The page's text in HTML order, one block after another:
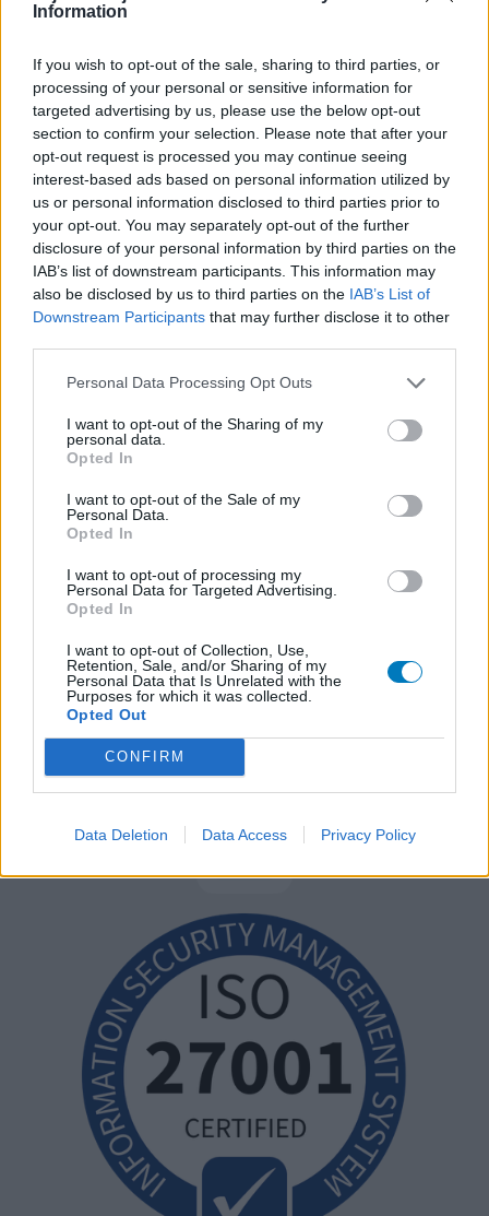
Information
If you wish to opt-out of the sale, sharing to third parties, or
processing of your personal or sensitive information for
targeted advertising by us, please use the below opt-out
section to confirm your selection. Please note that after your
opt-out request is processed you may continue seeing
interest-based ads based on personal information utilized by
us or personal information disclosed to third parties prior to
your opt-out. You may separately opt-out of the further
disclosure of your personal information by third parties on the
IAB’s list of downstream participants. This information may
also be disclosed by us to third parties on the IAB’s List of
Downstream Participants that may further disclose it to other
Personal Data Processing Opt Outs
I want to opt-out of the Sharing of my
personal data.
Opted In
I want to opt-out of the Sale of my
Personal Data.
Opted In
I want to opt-out of processing my
Personal Data for Targeted Advertising.
Opted In
I want to opt-out of Collection, Use,
Retention, Sale, and/or Sharing of my
Personal Data that Is Unrelated with the
Purposes for which it was collected.
Opted Out
CONFIRM
Data Deletion Data Access Privacy Policy
Antibiotica - penicillines breedspectrum
Acne
Dexamfetamine (446)
ADHD - psychostimulantia
Euthyrox (436)
Schildklier - hypothyroidie (traagwerkend)
De reviews op deze pagina zijn door de gebruikers
gegenereerd en vervolgens gelezen en aangepast alvorens
goedkeuring, om zo te voldoen aan onze standaarden wat betreft
een review voor een medicijn. Voor het delen van ervaringen is
geen medische kennis noodzakelijk. Op deze manier geven de
reviews alleen een beeld van de ervaring van de schrijvers en niet
ervaringen kunnen verschillen van persoon tot persoon en dat u
voor medisch advies altijd contact op moet nemen met uw arts of
apotheker.